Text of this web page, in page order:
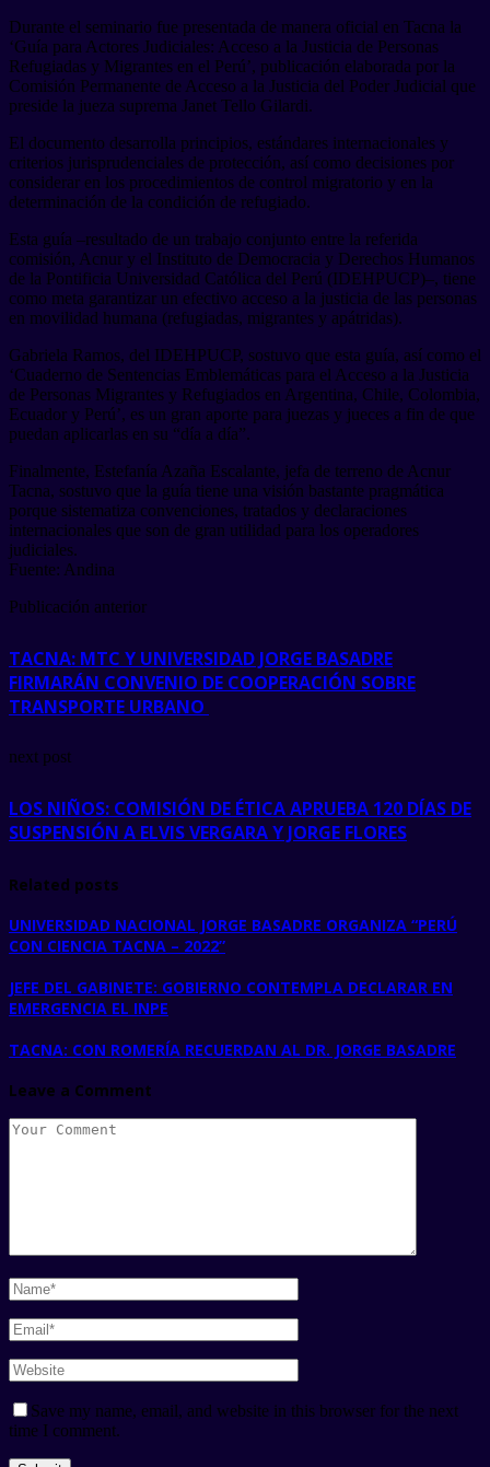
Durante el seminario fue presentada de manera oficial en Tacna la
‘Guía para Actores Judiciales: Acceso a la Justicia de Personas
Refugiadas y Migrantes en el Perú’, publicación elaborada por la
Comisión Permanente de Acceso a la Justicia del Poder Judicial que
preside la jueza suprema Janet Tello Gilardi.
El documento desarrolla principios, estándares internacionales y
criterios jurisprudenciales de protección, así como decisiones por
considerar en los procedimientos de control migratorio y en la
determinación de la condición de refugiado.
Esta guía –resultado de un trabajo conjunto entre la referida
comisión, Acnur y el Instituto de Democracia y Derechos Humanos
de la Pontificia Universidad Católica del Perú (IDEHPUCP)–, tiene
como meta garantizar un efectivo acceso a la justicia de las personas
en movilidad humana (refugiadas, migrantes y apátridas).
Gabriela Ramos, del IDEHPUCP, sostuvo que esta guía, así como el
‘Cuaderno de Sentencias Emblemáticas para el Acceso a la Justicia
de Personas Migrantes y Refugiados en Argentina, Chile, Colombia,
Ecuador y Perú’, es un gran aporte para juezas y jueces a fin de que
puedan aplicarlas en su “día a día”.
Finalmente, Estefanía Azaña Escalante, jefa de terreno de Acnur
Tacna, sostuvo que la guía tiene una visión bastante pragmática
porque sistematiza convenciones, tratados y declaraciones
internacionales que son de gran utilidad para los operadores
judiciales.
Fuente: Andina
Publicación anterior
TACNA: MTC Y UNIVERSIDAD JORGE BASADRE
FIRMARÁN CONVENIO DE COOPERACIÓN SOBRE
TRANSPORTE URBANO
next post
LOS NIÑOS: COMISIÓN DE ÉTICA APRUEBA 120 DÍAS DE
SUSPENSIÓN A ELVIS VERGARA Y JORGE FLORES
Related posts
UNIVERSIDAD NACIONAL JORGE BASADRE ORGANIZA “PERÚ
CON CIENCIA TACNA – 2022”
JEFE DEL GABINETE: GOBIERNO CONTEMPLA DECLARAR EN
EMERGENCIA EL INPE
TACNA: CON ROMERÍA RECUERDAN AL DR. JORGE BASADRE
Leave a Comment
Save my name, email, and website in this browser for the next
time I comment.